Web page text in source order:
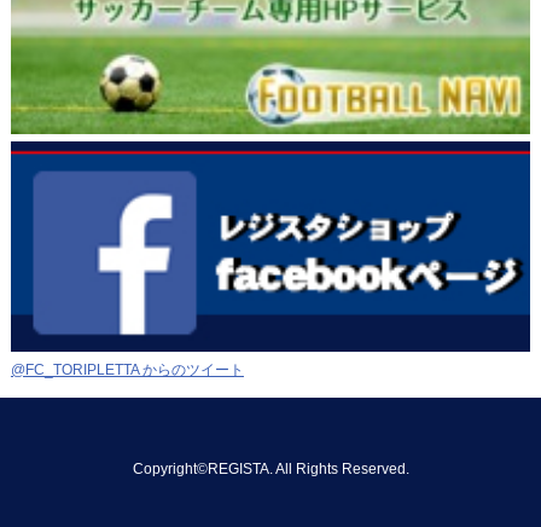
@FC_TORIPLETTA からのツイート
Copyright©REGISTA. All Rights Reserved.